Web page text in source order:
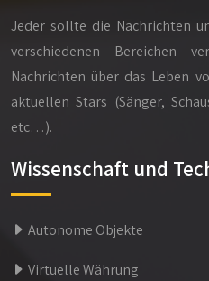
Jeder sollte die Nachrichten
verschiedenen Bereichen
Nachrichten über das Leben
aktuellen Stars (Sänger,
etc…).
Wissenschaft und
Autonome Objekte
Virtuelle Währung